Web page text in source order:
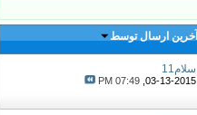
آخرین ارسال توسط
سلام11
03-13-2015,
07:49 PM